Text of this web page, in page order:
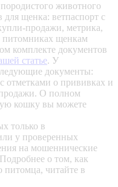
животного
щенка: ветпаспорт с
продажи, метрика,
питомниках щенкам
комплекте документов
статье. У
документы:
отметками о прививках и
О полном
кошку вы можете
только в
у проверенных
на мошеннические
Подробнее о том, как
питомца, читайте в